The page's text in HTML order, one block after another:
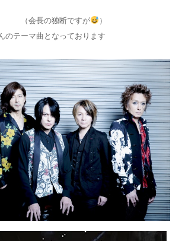
（会長の独断ですが
）
のテーマ曲となっております